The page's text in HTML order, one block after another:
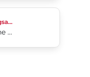
Tri Lok®-Cx
Betriebs- und Wartungsanleitung
Dreifachexzentrische Absperrklappe Tri Lok®-Cx